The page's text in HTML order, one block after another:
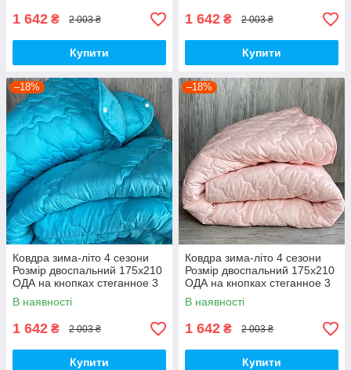
1 642 ₴ 2 003 ₴
Купити
1 642 ₴ 2 003 ₴
Купити
–18%
Ковдра зима-літо 4 сезони
Розмір двоспальний 175x210
ОДА на кнопках стеганное 3
в 1, висока якість
В наявності
1 642 ₴ 2 003 ₴
Купити
–18%
Ковдра зима-літо 4 сезони
Розмір двоспальний 175x210
ОДА на кнопках стеганное 3
в 1, висока якість
В наявності
1 642 ₴ 2 003 ₴
Купити